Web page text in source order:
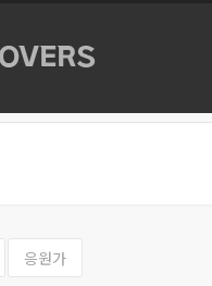
응원가